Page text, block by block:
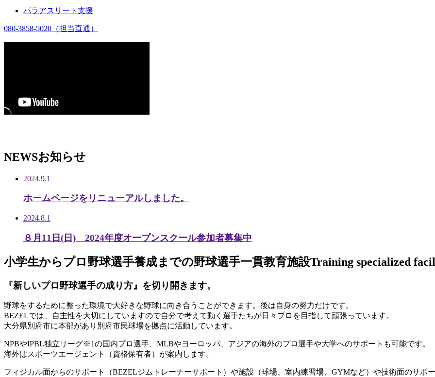
パラアスリート支援
080-3858-5020 （担当直通）
NEWSお知らせ
2024.9.1
ホームページをリニューアルしました。
2024.8.1
８月11日(日) 2024年度オープンスクール参加者募集中
小学生からプロ野球選手養成までの野球選手一貫教育施設Training specialized
『新しいプロ野球選手の成り方』を切り開きます。
野球をするために整った環境で大好きな野球に向き合うことができます。後は自身の努力だけです。
BEZELでは、自主性を大切にしていますので自分で考えて動く選手たちが日々プロを目指して頑張っています。
大分県別府市に本部があり別府市民球場を拠点に活動しています。
NPBやIPBL独立リーグ※1の国内プロ選手、MLBやヨーロッパ、アジアの海外のプロ選手や大学へのサポートも可能です。
海外はスポーツエージェント（資格保有者）が案内します。
フィジカル面からのサポート（BEZELジムトレーナーサポート）や施設（球場、室内練習場、GYMなど）や技術面のサポ